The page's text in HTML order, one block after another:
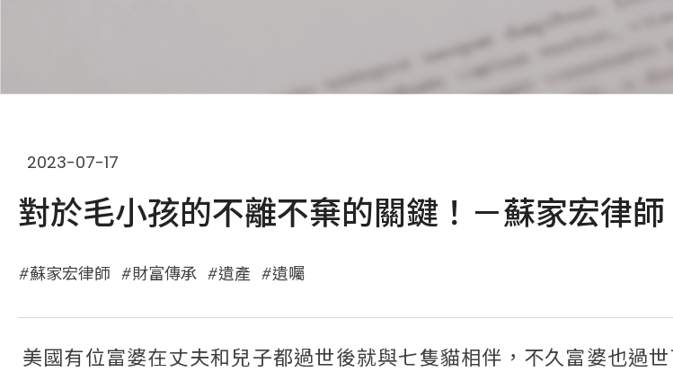
2023-07-17
對於毛小孩的不離不棄的關鍵！－蘇家宏律師
蘇家宏律師 財富傳承 遺產 遺囑
美國有位富婆在丈夫和兒子都過世後就與七隻貓相伴，不久富婆也過